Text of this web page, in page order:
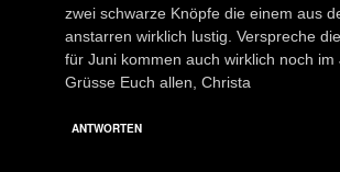
zwei schwarze Knöpfe die einem aus
anstarren wirklich lustig. Verspreche
für Juni kommen auch wirklich noch im
Grüsse Euch allen, Christa
ANTWORTEN